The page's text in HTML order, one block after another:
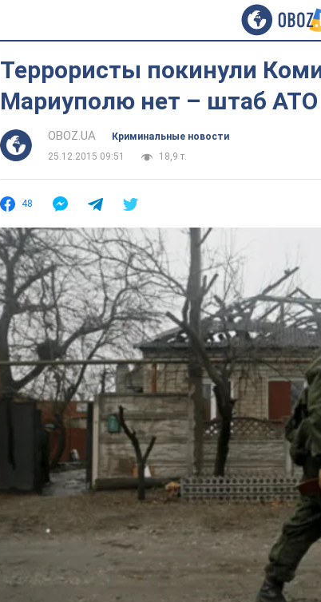
Террористы покинули
Мариуполю нет – штаб АТО
OBOZ.UA
Криминальные новости
25.12.2015 09:51
18,9 т.
48